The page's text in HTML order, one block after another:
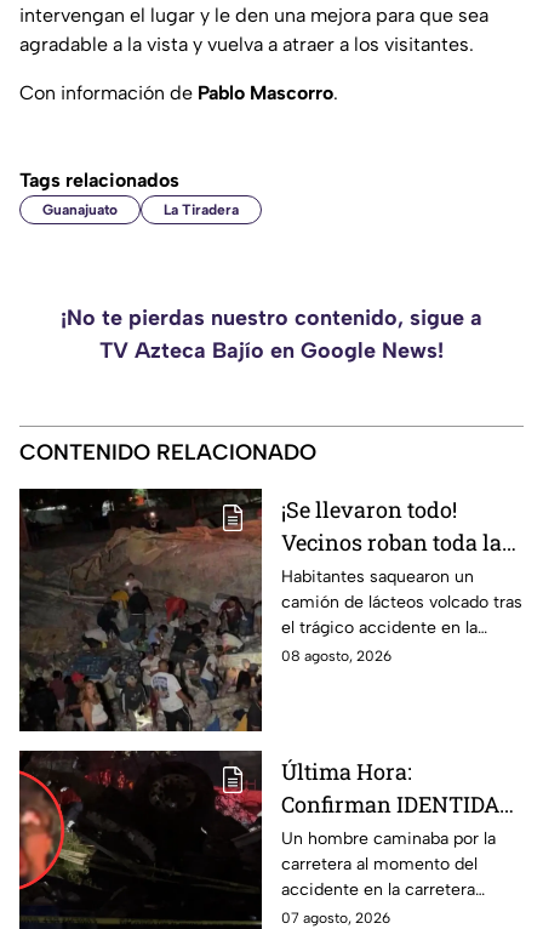
intervengan el lugar y le den una mejora para que sea
agradable a la vista y vuelva a atraer a los visitantes.
Con información de Pablo Mascorro.
Tags relacionados
Guanajuato La Tiradera
¡No te pierdas nuestro contenido, sigue a
TV Azteca Bajío en Google News!
CONTENIDO RELACIONADO
¡Se llevaron todo!
Vecinos roban toda la
mercancía del tráiler
volcado en la carretera
de Irapuato
Habitantes saquearon un
camión de lácteos volcado tras
el trágico accidente en la
carretera Irapuato-Abasolo
08 agosto, 2026
Última Hora:
Confirman IDENTIDAD
de uno de los
lesionados tras fatal
accid3nte en Irapuato
Un hombre caminaba por la
carretera al momento del
accidente en la carretera
Irapuato-Abasolo en el Trébol.
07 agosto, 2026